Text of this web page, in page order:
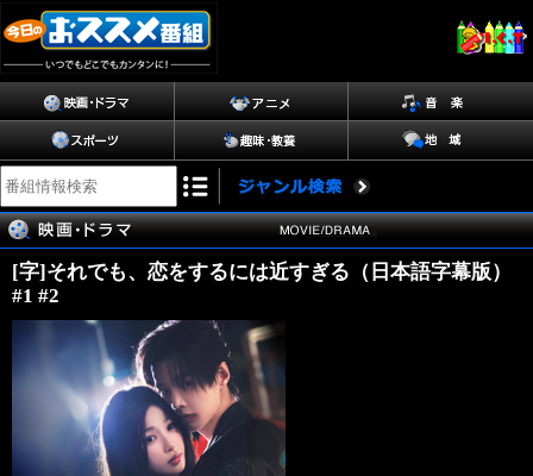
[字]それでも、恋をするには近すぎる（日本語字幕版）
#1 #2